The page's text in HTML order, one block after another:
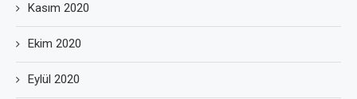
Kasım 2020
Ekim 2020
Eylül 2020